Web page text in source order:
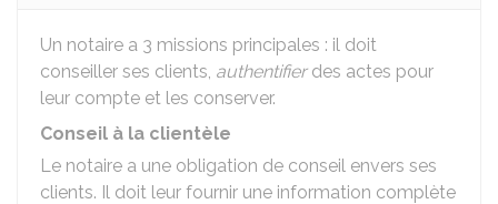
Un notaire a 3 missions principales : il doit
conseiller ses clients, authentifierdes actes pour
leur compte et les conserver.
Conseil à la clientèle
Le notaire a une obligation de conseil envers ses
clients. Il doit leur fournir une information complète